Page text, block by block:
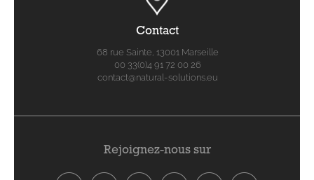
Contact
68 rue Sainte, 13001 Marseille
00 33(0)4 91 72 00 26
contact@natural-solutions.eu
Rejoignez-nous sur